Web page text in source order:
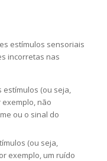
estímulos sensoriais
incorretas nas
estímulos (ou seja,
exemplo, não
ou o sinal do
(ou seja,
exemplo, um ruído